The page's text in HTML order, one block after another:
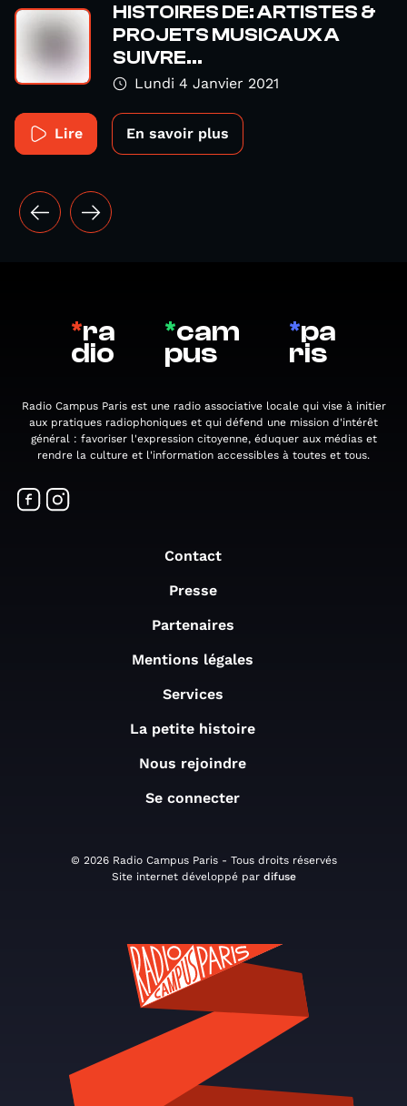
HISTOIRES DE: ARTISTES &
PROJETS MUSICAUX A
SUIVRE...
Lundi 4 Janvier 2021
Lire En savoir plus
*ra
dio
*cam
pus
*pa
ris
Radio Campus Paris est une radio associative locale qui vise à initier
aux pratiques radiophoniques et qui défend une mission d'intérêt
général : favoriser l'expression citoyenne, éduquer aux médias et
rendre la culture et l'information accessibles à toutes et tous.
Contact
Presse
Partenaires
Mentions légales
Services
La petite histoire
Nous rejoindre
Se connecter
© 2026 Radio Campus Paris - Tous droits réservés
Site internet développé par difuse